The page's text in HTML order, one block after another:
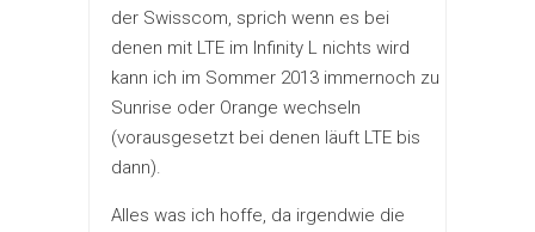
der Swisscom, sprich wenn es bei
denen mit LTE im Infinity L nichts wird
kann ich im Sommer 2013 immernoch zu
Sunrise oder Orange wechseln
(vorausgesetzt bei denen läuft LTE bis
dann).
Alles was ich hoffe, da irgendwie die